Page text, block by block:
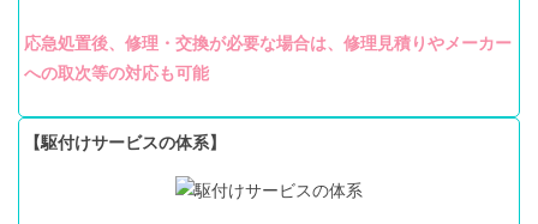
応急処置後、修理・交換が必要な場合は、修理見積りやメーカー
への取次等の対応も可能
【駆付けサービスの体系】